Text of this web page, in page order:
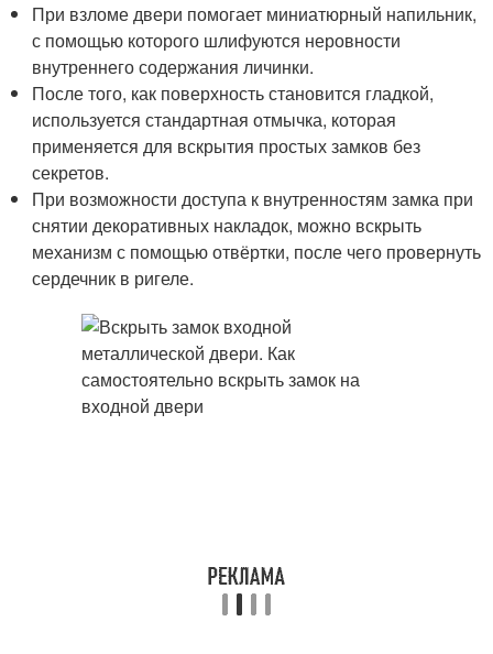
При взломе двери помогает миниатюрный напильник,
с помощью которого шлифуются неровности
внутреннего содержания личинки.
После того, как поверхность становится гладкой,
используется стандартная отмычка, которая
применяется для вскрытия простых замков без
секретов.
При возможности доступа к внутренностям замка при
снятии декоративных накладок, можно вскрыть
механизм с помощью отвёртки, после чего провернуть
сердечник в ригеле.